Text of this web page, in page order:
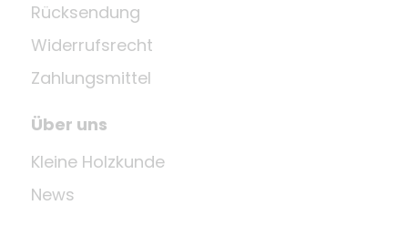
Rücksendung
Widerrufsrecht
Zahlungsmittel
Über uns
Kleine Holzkunde
News